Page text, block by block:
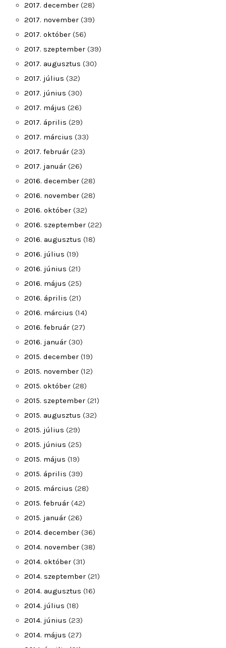
2017. december (28)
2017. november (39)
2017. október (56)
2017. szeptember (39)
2017. augusztus (30)
2017. július (32)
2017. június (30)
2017. május (26)
2017. április (29)
2017. március (33)
2017. február (23)
2017. január (26)
2016. december (28)
2016. november (28)
2016. október (32)
2016. szeptember (22)
2016. augusztus (18)
2016. július (19)
2016. június (21)
2016. május (25)
2016. április (21)
2016. március (14)
2016. február (27)
2016. január (30)
2015. december (19)
2015. november (12)
2015. október (28)
2015. szeptember (21)
2015. augusztus (32)
2015. július (29)
2015. június (25)
2015. május (19)
2015. április (39)
2015. március (28)
2015. február (42)
2015. január (26)
2014. december (36)
2014. november (38)
2014. október (31)
2014. szeptember (21)
2014. augusztus (16)
2014. július (18)
2014. június (23)
2014. május (27)